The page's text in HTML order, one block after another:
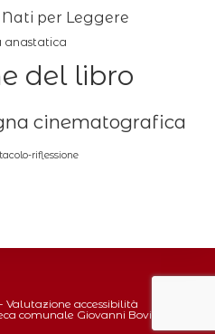
Nati per Leggere
anastatica
del libro
cinematografica
riflessione
- Valutazione accessibilità
comunale Giovanni Bovio